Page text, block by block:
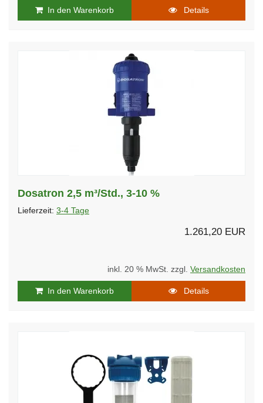
In den Warenkorb Details
Dosatron 2,5 m³/Std., 3-10 %
Lieferzeit: 3-4 Tage
1.261,20 EUR
inkl. 20 % MwSt. zzgl. Versandkosten
In den Warenkorb Details